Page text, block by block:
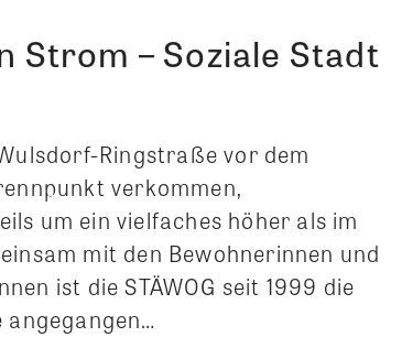
Strom – Soziale Stadt
Ringstraße vor dem
verkommen,
um ein vielfaches höher als im
mit den Bewohnerinnen und
ist die STÄWOG seit 1999 die